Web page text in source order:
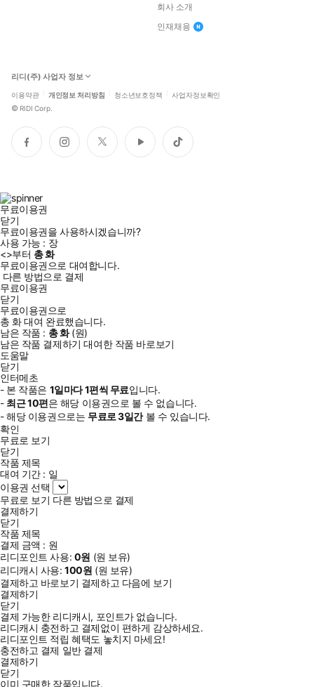
회사 소개
인재채용
리디(주) 사업자 정보
이용약관 개인정보 처리방침 청소년보호정책 사업자정보확인
© RIDI Corp.
페
이
인
스
트
위
유
튜
틱
톡
무료이용권
닫기
무료이용권을 사용하시겠습니까?
사용 가능 : 장
<>부터 총화
무료이용권으로 대여합니다.
다른 방법으로 결제
무료이용권
닫기
무료이용권으로
총 화대여 완료했습니다.
남은 작품 : 총화(원)
남은 작품 결제하기 대여한 작품 바로보기
도움말
닫기
인터메초
- 본 작품은 1일마다1편씩 무료입니다.
- 최근10편은 해당 이용권으로 볼 수 없습니다.
- 해당 이용권으로는 무료로3일간볼 수 있습니다.
확인
무료로 보기
닫기
작품 제목
대여 기간 : 일
이용권 선택
무료로 보기 다른 방법으로 결제
결제하기
닫기
작품 제목
결제 금액 : 원
리디포인트 사용: 0원 (원 보유)
리디캐시 사용:100원 (원 보유)
결제하고 바로보기 결제하고 다음에 보기
결제하기
닫기
결제 가능한 리디캐시, 포인트가 없습니다.
리디캐시 충전하고 결제없이 편하게 감상하세요.
리디포인트 적립 혜택도 놓치지 마세요!
충전하고 결제 일반 결제
결제하기
닫기
이미 구매한 작품입니다.